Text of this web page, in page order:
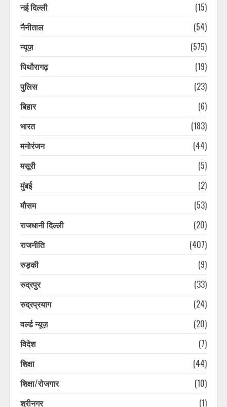
नई दिल्ली
(15)
नैनीताल
(54)
न्यूज़
(575)
पिथौरागढ़
(19)
पुलिस
(23)
बिहार
(6)
भारत
(183)
मनोरंजन
(44)
मसूरी
(5)
मुंबई
(2)
मौसम
(53)
राजधानी दिल्ली
(20)
राजनीति
(407)
रुड़की
(9)
रुद्रपुर
(33)
रुद्रप्रयाग
(24)
वर्ल्ड न्यूज़
(20)
विदेश
(7)
शिक्षा
(44)
शिक्षा/रोजगार
(10)
श्रीनगर
(1)
कांवड़ यात्रा का आखिरी दिन, बारिश के
2013 की आपदा में ध्वस्त पुल आज तक नहीं
बना, ग्रामीण जान हथेली पर रखकर कर रहे
नदी पार
5
ऐलान, कानूनी लड़ाई भी लड़ेगा हिंदू रक्षा दल
उत्तराखंड की खेल मंत्री रेखा आर्या ने शुरू
की कांवड़ यात्रा, भारत को 2036 में
ओलंपिक की मेजबानी समेत लिए दो संकल्प
August 10, 2026
PM मोदी की कॉमनवेल्थ गेम्स के मेडलिस्ट
1
उत्तराखंड के इन जिलों में आज भारी बारिश
का अलर्ट जारी, रहें सतर्क